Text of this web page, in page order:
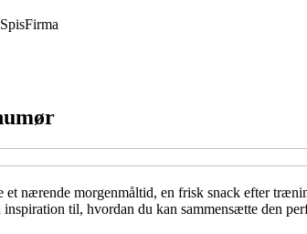
SpisFirma
nærende morgenmåltid, en frisk snack efter
til, hvordan du kan sammensætte den